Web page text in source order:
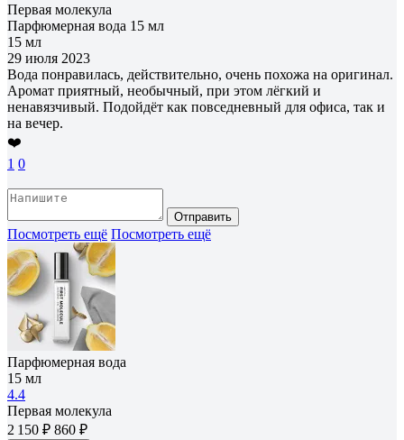
Первая молекула
Парфюмерная вода 15 мл
15 мл
29 июля 2023
Вода понравилась, действительно, очень похожа на оригинал.
Аромат приятный, необычный, при этом лёгкий и
ненавязчивый. Подойдёт как повседневный для офиса, так и
на вечер.
❤️
1 0
Отправить
Посмотреть ещё Посмотреть ещё
Парфюмерная вода
15 мл
4.4
Первая молекула
2 150 ₽ 860 ₽